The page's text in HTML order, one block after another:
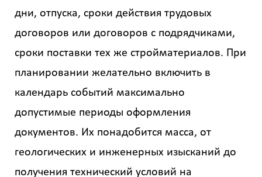
дни, отпуска, сроки действия трудовых
договоров или договоров с подрядчиками,
сроки поставки тех же стройматериалов. При
планировании желательно включить в
календарь событий максимально
допустимые периоды оформления
документов. Их понадобится масса, от
геологических и инженерных изысканий до
получения технический условий на